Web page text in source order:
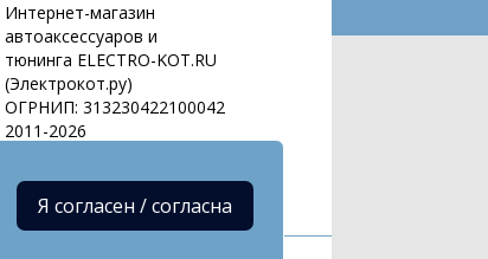
Интернет-магазин
автоаксессуаров и
тюнинга ELECTRO-KOT.RU
(Электрокот.ру)
ОГРНИП: 313230422100042
2011-2026
Я согласен / согласна